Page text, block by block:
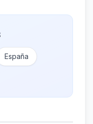
España